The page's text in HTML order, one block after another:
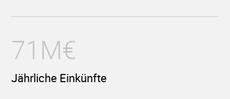
71M€
Jährliche Einkünfte